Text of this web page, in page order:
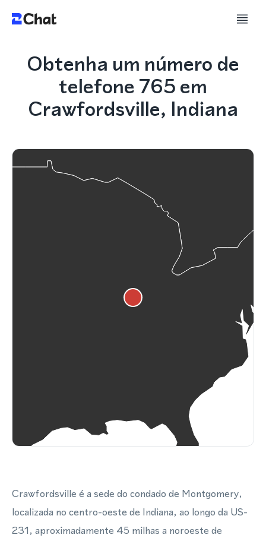
Obtenha um número de
telefone 765 em
Crawfordsville, Indiana
Crawfordsville é a sede do condado de Montgomery,
localizada no centro-oeste de Indiana, ao longo da US-
231, aproximadamente 45 milhas a noroeste de